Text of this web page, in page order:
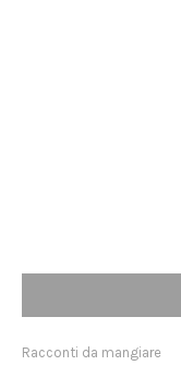
Racconti da mangiare